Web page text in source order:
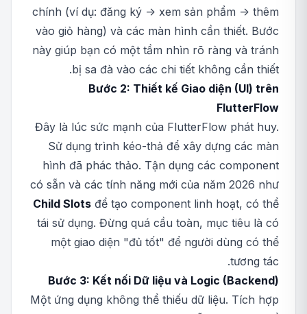
chính (ví dụ: đăng ký -> xem sản phẩm -> thêm
vào giỏ hàng) và các màn hình cần thiết. Bước
này giúp bạn có một tầm nhìn rõ ràng và tránh
bị sa đà vào các chi tiết không cần thiết.
Bước 2: Thiết kế Giao diện (UI) trên
FlutterFlow
Đây là lúc sức mạnh của FlutterFlow phát huy.
Sử dụng trình kéo-thả để xây dựng các màn
hình đã phác thảo. Tận dụng các component
có sẵn và các tính năng mới của năm 2026 như
Child Slots để tạo component linh hoạt, có thể
tái sử dụng. Đừng quá cầu toàn, mục tiêu là có
một giao diện "đủ tốt" để người dùng có thể
tương tác.
Bước 3: Kết nối Dữ liệu và Logic (Backend)
Một ứng dụng không thể thiếu dữ liệu. Tích hợp